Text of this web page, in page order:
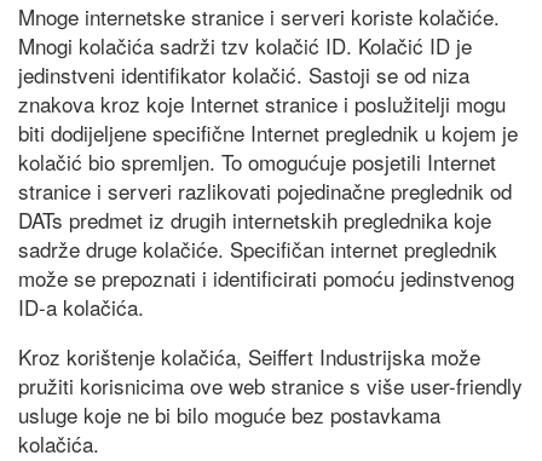
Mnoge internetske stranice i serveri koriste kolačiće.
Mnogi kolačića sadrži tzv kolačić ID. Kolačić ID je
jedinstveni identifikator kolačić. Sastoji se od niza
znakova kroz koje Internet stranice i poslužitelji mogu
biti dodijeljene specifične Internet preglednik u kojem je
kolačić bio spremljen. To omogućuje posjetili Internet
stranice i serveri razlikovati pojedinačne preglednik od
DATs predmet iz drugih internetskih preglednika koje
sadrže druge kolačiće. Specifičan internet preglednik
može se prepoznati i identificirati pomoću jedinstvenog
ID-a kolačića.
Kroz korištenje kolačića, Seiffert Industrijska može
pružiti korisnicima ove web stranice s više user-friendly
usluge koje ne bi bilo moguće bez postavkama
kolačića.